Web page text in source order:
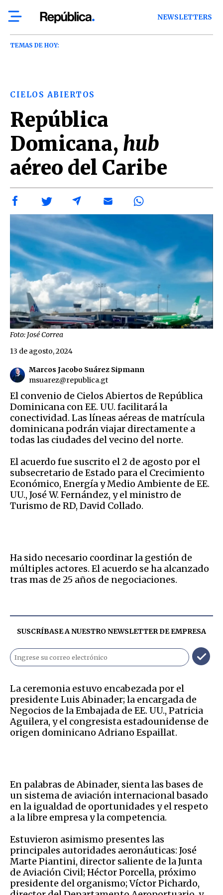
NEWSLETTERS
TEMAS DE HOY:
CIELOS ABIERTOS
República
Domicana, hub
aéreo del Caribe
Foto: José Correa
Marcos Jacobo Suárez Sipmann
msuarez@republica.gt
13 de agosto, 2024
El convenio de Cielos Abiertos de República
Dominicana con EE. UU. facilitará la
conectividad. Las líneas aéreas de matrícula
dominicana podrán viajar directamente a
todas las ciudades del vecino del norte.
El acuerdo fue suscrito el 2 de agosto por el
subsecretario de Estado para el Crecimiento
Económico, Energía y Medio Ambiente de EE.
UU., José W. Fernández, y el ministro de
Turismo de RD, David Collado.
Ha sido necesario coordinar la gestión de
múltiples actores. El acuerdo se ha alcanzado
tras mas de 25 años de negociaciones.
SUSCRÍBASE A NUESTRO NEWSLETTER DEEMPRESA
La ceremonia estuvo encabezada por el
presidente Luis Abinader; la encargada de
Negocios de la Embajada de EE. UU., Patricia
Aguilera, y el congresista estadounidense de
origen dominicano Adriano Espaillat.
En palabras de Abinader, sienta las bases de
un sistema de aviación internacional basado
en la igualdad de oportunidades y el respeto
a la libre empresa y la competencia.
Estuvieron asimismo presentes las
principales autoridades aeronáuticas: José
Marte Piantini, director saliente de la Junta
de Aviación Civil; Héctor Porcella, próximo
presidente del organismo; Víctor Pichardo,